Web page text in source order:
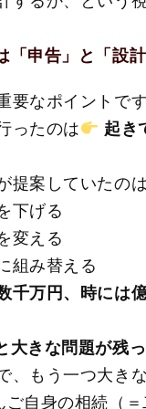
「申告」と「設
要なポイントで
ったのは
起き
提案していたの
下げる
変える
組み替える
千万円、時には
大きな問題が残
、もう一つ大き
ご自身の相続（